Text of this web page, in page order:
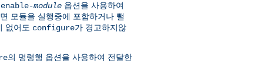
module 옵션을 사용하여
모듈을 실행중에 포함하거나 뺄
없어도 configure가 경고하지않
의 명령행 옵션을 사용하여 전달한